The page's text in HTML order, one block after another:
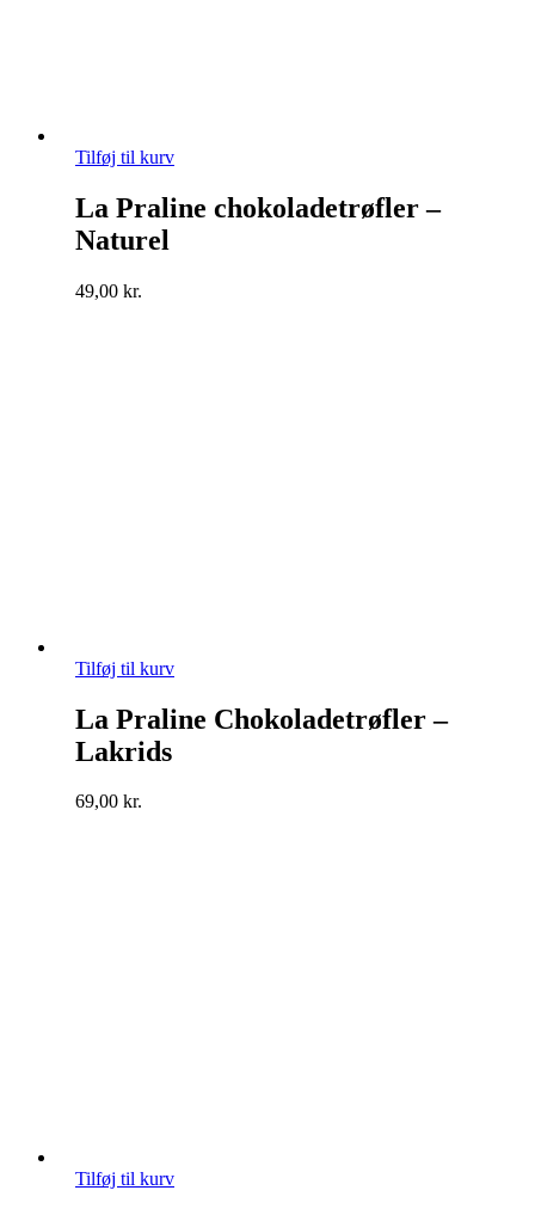
Tilføj til kurv
La Praline chokoladetrøfler –
Naturel
49,00 kr.
Tilføj til kurv
La Praline Chokoladetrøfler –
Lakrids
69,00 kr.
Tilføj til kurv